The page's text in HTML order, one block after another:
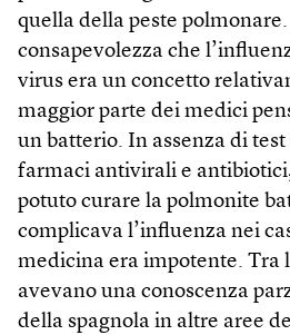
quella della peste polmonare.
consapevolezza che
virus era un concetto
maggior parte dei medici
un batterio. In assenza di
farmaci antivirali e
potuto curare la polmonite
complicava l’influenza nei
medicina era impotente. Tra
avevano una conoscenza
della spagnola in altre aree